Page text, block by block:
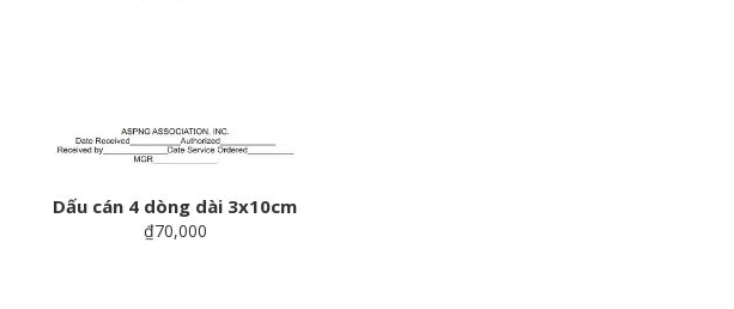
Dấu cán 4 dòng dài 3x10cm
₫70,000